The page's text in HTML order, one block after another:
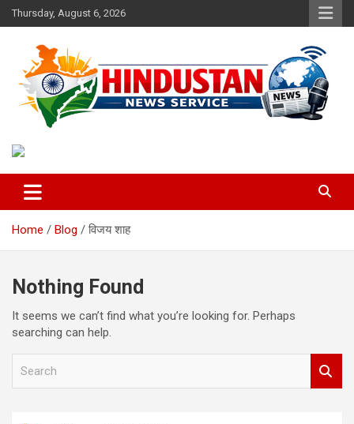
Skip
to
Thursday, August 6, 2026
Hindustan News Service
Home Blog विजय शाह
Nothing Found
It seems we can’t find what you’re looking for. Perhaps
searching can help.